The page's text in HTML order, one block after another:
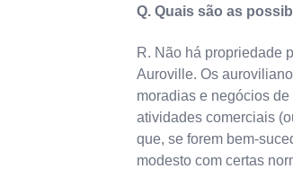
Q. Quais são as
R. Não há propriedade
Auroville. Os
moradias e negócios
atividades comerciais
que, se forem bem-
modesto com certas